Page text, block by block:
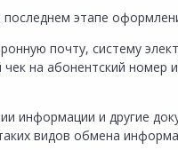
этапе
почту, систему
на абонентский номер
информации и другие
видов обмена